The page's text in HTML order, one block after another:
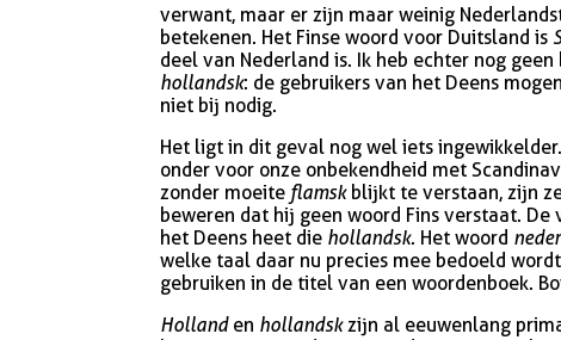
verwant, maar er zijn maar weinig
betekenen. Het Finse woord voor Duitsland is
deel van Nederland is. Ik heb echter nog
hollandsk: de gebruikers van het Deens
niet bij nodig.
Het ligt in dit geval nog wel iets
onder voor onze onbekendheid met
zonder moeite flamskblijkt te verstaan, zijn
beweren dat hij geen woord Fins verstaat.
het Deens heet die hollandsk. Het woord
welke taal daar nu precies mee bedoeld
gebruiken in de titel van een woordenboek.
Hollanden hollandskzijn al eeuwenlang